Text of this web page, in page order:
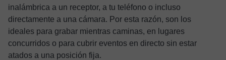
inalámbrica a un receptor, a tu teléfono o incluso
directamente a una cámara. Por esta razón, son los
ideales para grabar mientras caminas, en lugares
concurridos o para cubrir eventos en directo sin estar
atados a una posición fija.